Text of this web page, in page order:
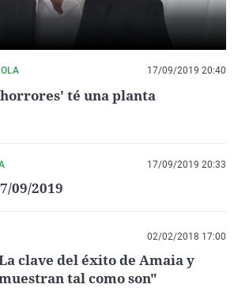
17/09/2019 20:40
té una planta
17/09/2019 20:33
09/2019
02/02/2018 17:00
clave del éxito de Amaia y
tal como son"